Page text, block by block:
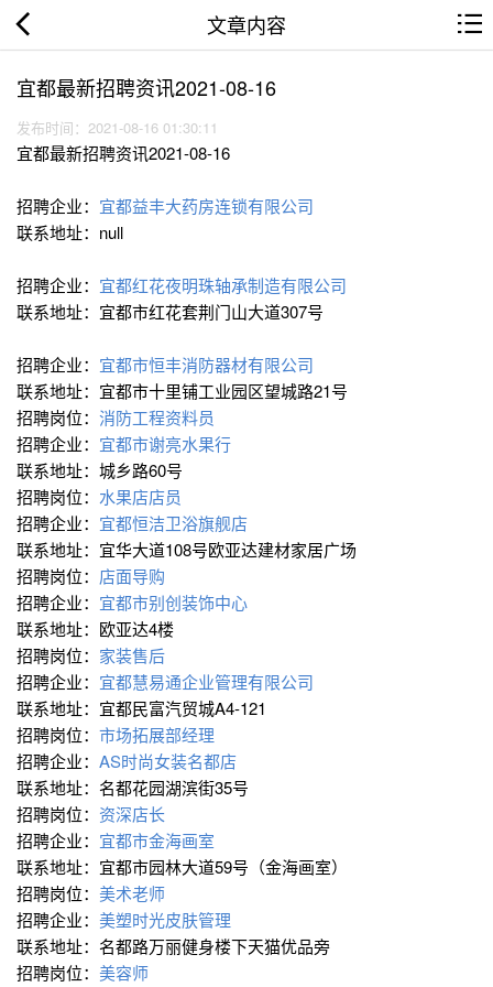
文章内容
宜都最新招聘资讯2021-08-16
发布时间：2021-08-16 01:30:11
宜都最新招聘资讯2021-08-16
招聘企业： 宜都益丰大药房连锁有限公司
联系地址：null
招聘企业： 宜都红花夜明珠轴承制造有限公司
联系地址：宜都市红花套荆门山大道307号
招聘企业： 宜都市恒丰消防器材有限公司
联系地址：宜都市十里铺工业园区望城路21号
招聘岗位： 消防工程资料员
招聘企业： 宜都市谢亮水果行
联系地址：城乡路60号
招聘岗位： 水果店店员
招聘企业： 宜都恒洁卫浴旗舰店
联系地址：宜华大道108号欧亚达建材家居广场
招聘岗位： 店面导购
招聘企业： 宜都市别创装饰中心
联系地址：欧亚达4楼
招聘岗位： 家装售后
招聘企业： 宜都慧易通企业管理有限公司
联系地址：宜都民富汽贸城A4-121
招聘岗位： 市场拓展部经理
招聘企业： AS时尚女装名都店
联系地址：名都花园湖滨街35号
招聘岗位： 资深店长
招聘企业： 宜都市金海画室
联系地址：宜都市园林大道59号（金海画室）
招聘岗位： 美术老师
招聘企业： 美塑时光皮肤管理
联系地址：名都路万丽健身楼下天猫优品旁
招聘岗位： 美容师